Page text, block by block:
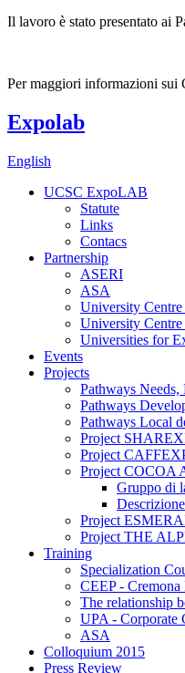
Il lavoro è stato presentato ai
Per maggiori informazioni sui
Expolab
English
UCSC ExpoLAB
Statute
Links
Contacs
Partnership
ASERI
ASA
University
University
Universities for
Events
Projects
Pathways
Pathways
Pathways Local
Project
Project
Project COCOA
Gruppo di
Project
Project THE
Training
Specialization
CEEP -
The relationship
UPA - Corporate
ASA
Colloquium 2015
Press Review